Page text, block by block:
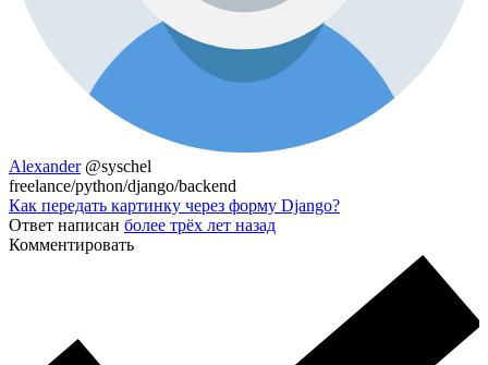
Alexander @syschel
freelance/python/django/backend
Как передать картинку через форму Django?
Ответ написан более трёх лет назад
Комментировать